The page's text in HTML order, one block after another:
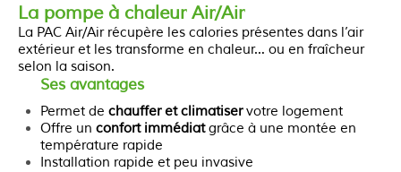
La pompe à chaleur Air/Air
La PAC Air/Air récupère les calories présentes dans l’air
extérieur et les transforme en chaleur… ou en fraîcheur
selon la saison.
Ses avantages
Permet de chauffer et climatiservotre logement
Offre un confort immédiatgrâce à une montée en
température rapide
Installation rapide et peu invasive